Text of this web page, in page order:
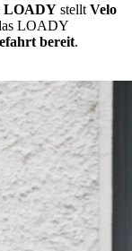
LOADY stellt Velo
LOADY
bereit.